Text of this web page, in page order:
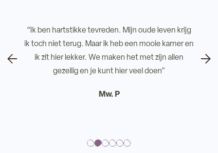
“Ik ben hartstikke tevreden. Mijn oude leven krijg
ik toch niet terug. Maar ik heb een mooie kamer en
ik zit hier lekker. We maken het met zijn allen
gezellig en je kunt hier veel doen”
Mw. P